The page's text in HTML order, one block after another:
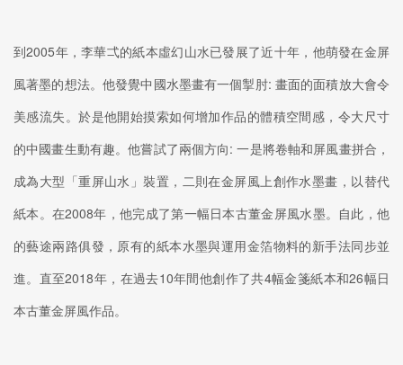
到2005年，李華弌的紙本虛幻山水已發展了近十年，他萌發在金屏
風著墨的想法。他發覺中國水墨畫有一個掣肘: 畫面的面積放大會令
美感流失。於是他開始摸索如何增加作品的體積空間感，令大尺寸
的中國畫生動有趣。他嘗試了兩個方向: 一是將卷軸和屏風畫拼合，
成為大型「重屏山水」裝置，二則在金屏風上創作水墨畫，以替代
紙本。在2008年，他完成了第一幅日本古董金屏風水墨。自此，他
的藝途兩路俱發，原有的紙本水墨與運用金箔物料的新手法同步並
進。直至2018年，在過去10年間他創作了共4幅金箋紙本和26幅日
本古董金屏風作品。